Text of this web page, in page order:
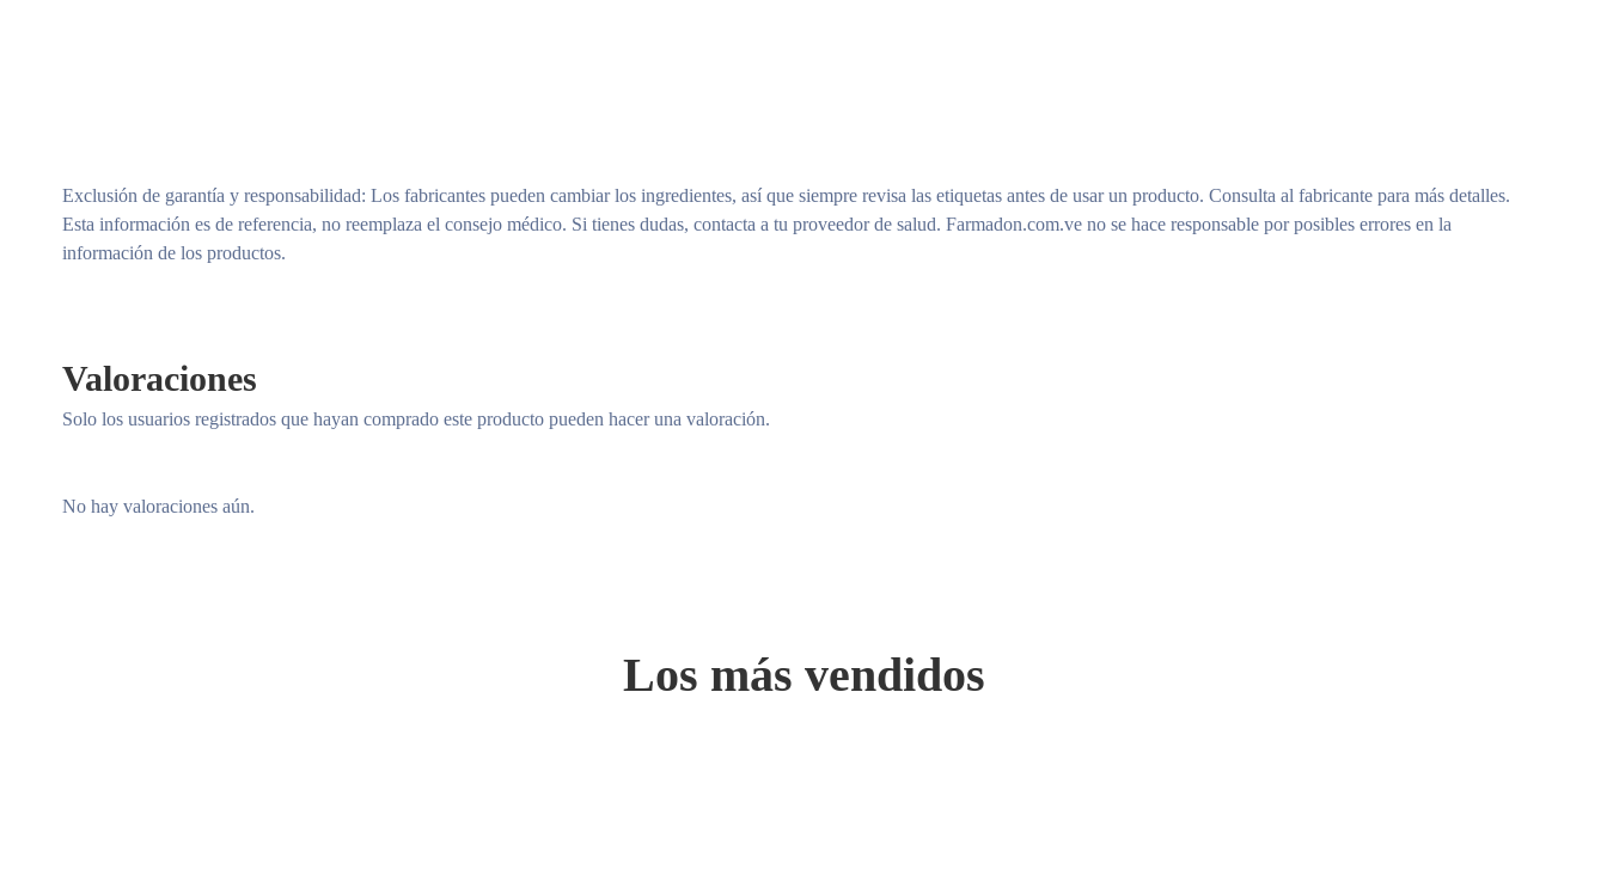
Exclusión de garantía y responsabilidad: Los fabricantes pueden cambiar los ingredientes, así que siempre revisa las etiquetas antes de usar un producto. Consulta al fabricante para más detalles.
Esta información es de referencia, no reemplaza el consejo médico. Si tienes dudas, contacta a tu proveedor de salud. Farmadon.com.ve no se hace responsable por posibles errores en la
información de los productos.
Valoraciones
No hay valoraciones aún.
Solo los usuarios registrados que hayan comprado este producto pueden hacer una valoración.
Los más vendidos